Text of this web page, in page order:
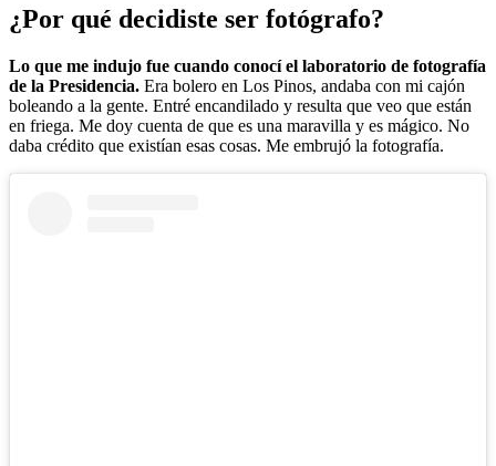
¿Por qué decidiste ser fotógrafo?
Lo que me indujo fue cuando conocí el laboratorio de fotografía
de la Presidencia. Era bolero en Los Pinos, andaba con mi cajón
boleando a la gente. Entré encandilado y resulta que veo que están
en friega. Me doy cuenta de que es una maravilla y es mágico. No
daba crédito que existían esas cosas. Me embrujó la fotografía.